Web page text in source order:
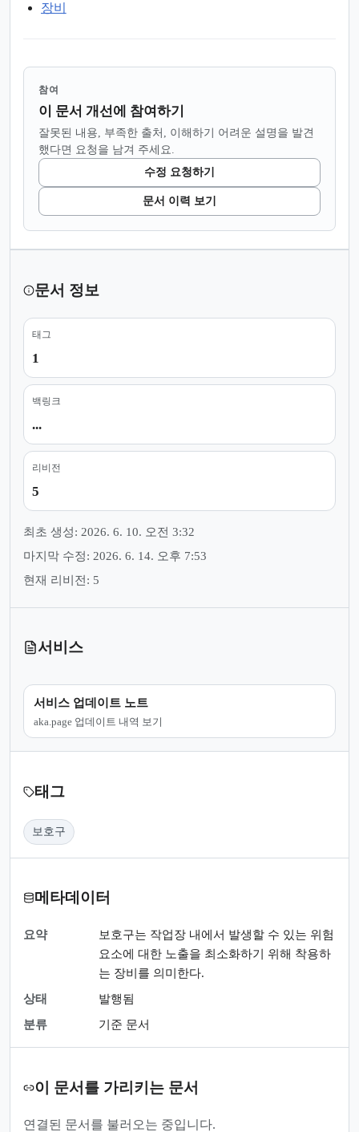
장비
참여
이 문서 개선에 참여하기
잘못된 내용, 부족한 출처, 이해하기 어려운 설명을 발견
했다면 요청을 남겨 주세요.
수정 요청하기
문서 이력 보기
문서 정보
태그
1
백링크
...
리비전
5
최초 생성: 2026. 6. 10. 오전 3:32
마지막 수정: 2026. 6. 14. 오후 7:53
현재 리비전: 5
서비스
서비스 업데이트 노트
aka.page 업데이트 내역 보기
태그
보호구
메타데이터
요약
보호구는 작업장 내에서 발생할 수 있는 위험
요소에 대한 노출을 최소화하기 위해 착용하
는 장비를 의미한다.
상태
발행됨
분류
기준 문서
이 문서를 가리키는 문서
연결된 문서를 불러오는 중입니다.